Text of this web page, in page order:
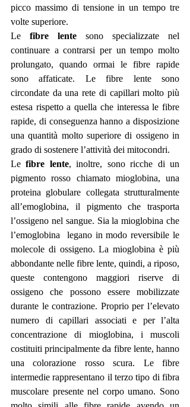
picco massimo di tensione in un tempo tre
volte superiore.
Le fibre lente sono specializzate nel
continuare a contrarsi per un tempo molto
prolungato, quando ormai le fibre rapide
sono affaticate. Le fibre lente sono
circondate da una rete di capillari molto più
estesa rispetto a quella che interessa le fibre
rapide, di conseguenza hanno a disposizione
una quantità molto superiore di ossigeno in
grado di sostenere l’attività dei mitocondri.
Le fibre lente, inoltre, sono ricche di un
pigmento rosso chiamato mioglobina, una
proteina globulare collegata strutturalmente
all’emoglobina, il pigmento che trasporta
l’ossigeno nel sangue. Sia la mioglobina che
l’emoglobina  legano in modo reversibile le
molecole di ossigeno. La mioglobina è più
abbondante nelle fibre lente, quindi, a riposo,
queste contengono maggiori riserve di
ossigeno che possono essere mobilizzate
durante le contrazione. Proprio per l’elevato
numero di capillari associati e per l’alta
concentrazione di mioglobina, i muscoli
costituiti principalmente da fibre lente, hanno
una colorazione rosso scura. Le fibre
intermedie rappresentano il terzo tipo di fibra
muscolare presente nel corpo umano. Sono